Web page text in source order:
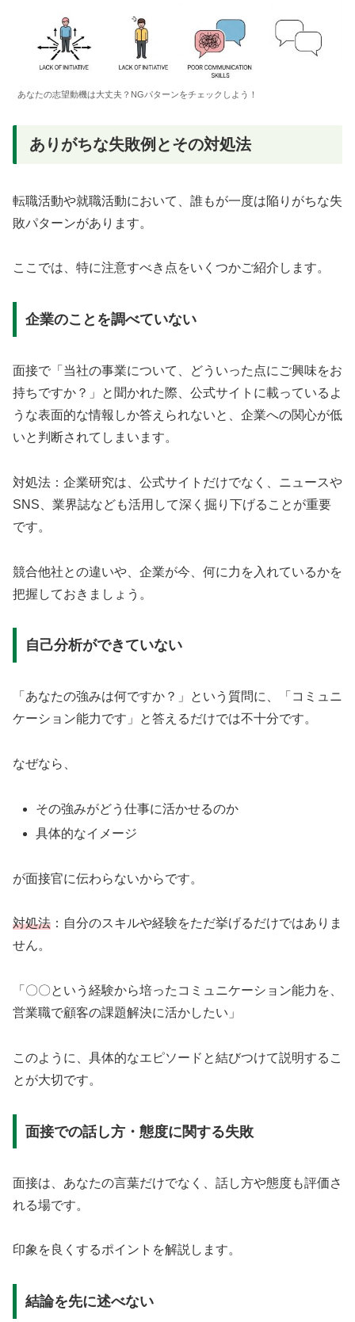
あなたの志望動機は大丈夫？NGパターンをチェックしよう！
ありがちな失敗例とその対処法
転職活動や就職活動において、誰もが一度は陥りがちな失
敗パターンがあります。
ここでは、特に注意すべき点をいくつかご紹介します。
企業のことを調べていない
面接で「当社の事業について、どういった点にご興味をお
持ちですか？」と聞かれた際、公式サイトに載っているよ
うな表面的な情報しか答えられないと、企業への関心が低
いと判断されてしまいます。
対処法：企業研究は、公式サイトだけでなく、ニュースや
SNS、業界誌なども活用して深く掘り下げることが重要
です。
競合他社との違いや、企業が今、何に力を入れているかを
把握しておきましょう。
自己分析ができていない
「あなたの強みは何ですか？」という質問に、「コミュニ
ケーション能力です」と答えるだけでは不十分です。
なぜなら、
その強みがどう仕事に活かせるのか
具体的なイメージ
が面接官に伝わらないからです。
対処法 ：自分のスキルや経験をただ挙げるだけではありま
せん。
「〇〇という経験から培ったコミュニケーション能力を、
営業職で顧客の課題解決に活かしたい」
このように、具体的なエピソードと結びつけて説明するこ
とが大切です。
面接での話し方・態度に関する失敗
面接は、あなたの言葉だけでなく、話し方や態度も評価さ
れる場です。
印象を良くするポイントを解説します。
結論を先に述べない